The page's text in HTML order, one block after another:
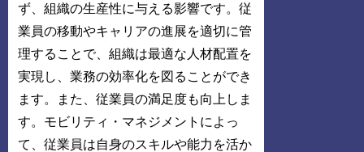
ず、組織の生産性に与える影響です。従
業員の移動やキャリアの進展を適切に管
理することで、組織は最適な人材配置を
実現し、業務の効率化を図ることができ
ます。また、従業員の満足度も向上しま
す。モビリティ・マネジメントによっ
て、従業員は自身のスキルや能力を活か